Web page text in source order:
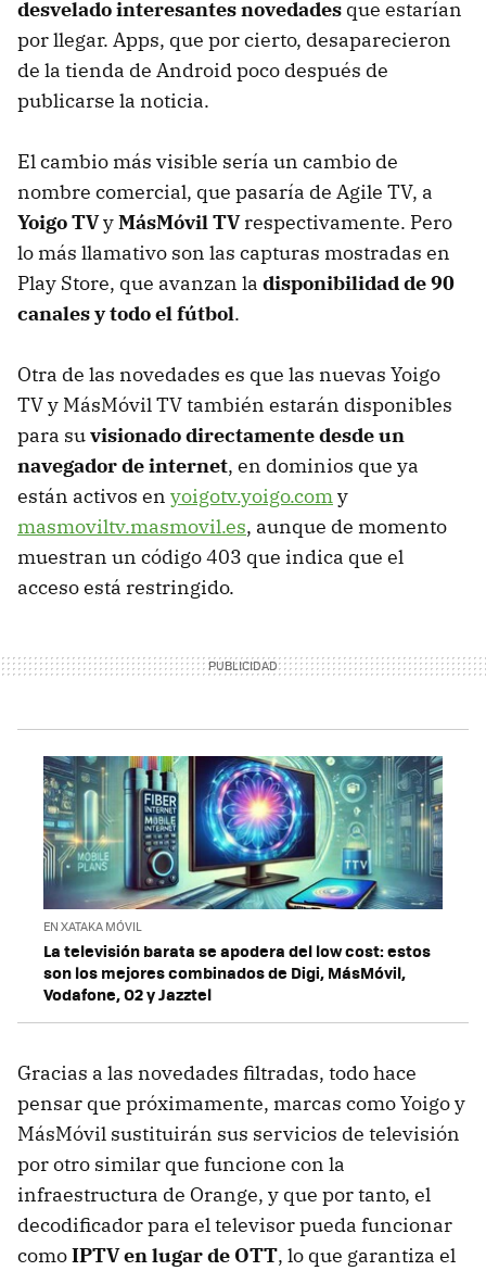
desvelado interesantes novedades que estarían
por llegar. Apps, que por cierto, desaparecieron
de la tienda de Android poco después de
publicarse la noticia.
El cambio más visible sería un cambio de
nombre comercial, que pasaría de Agile TV, a
Yoigo TVyMásMóvil TVrespectivamente. Pero
lo más llamativo son las capturas mostradas en
Play Store, que avanzan la disponibilidad de 90
canales y todo el fútbol.
Otra de las novedades es que las nuevas Yoigo
TV y MásMóvil TV también estarán disponibles
para suvisionado directamente desde un
navegador de internet, en dominios que ya
están activos en yoigotv.yoigo.comy
masmoviltv.masmovil.es, aunque de momento
muestran un código 403 que indica que el
acceso está restringido.
EN XATAKA MÓVIL
La televisión barata se apodera del low cost: estos
son los mejores combinados de Digi, MásMóvil,
Vodafone, O2 y Jazztel
Gracias a las novedades filtradas, todo hace
pensar que próximamente, marcas como Yoigo y
MásMóvil sustituirán sus servicios de televisión
por otro similar que funcione con la
infraestructura de Orange, y que por tanto, el
decodificador para el televisor pueda funcionar
comoIPTV en lugar de OTT, lo que garantiza el